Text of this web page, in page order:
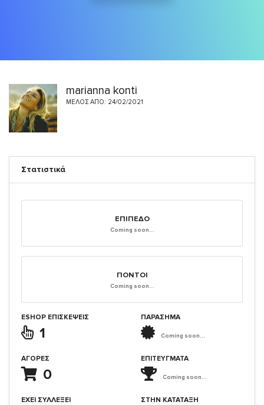
marianna konti
ΜΈΛΟΣ ΑΠΌ: 24/02/2021
Στατιστικά
ΕΠΊΠΕΔΟ
Coming soon...
ΠΌΝΤΟΙ
Coming soon...
ESHOP ΕΠΙΣΚΈΨΕΙΣ
1
ΑΓΟΡΈΣ
0
ΈΧΕΙ ΣΥΛΛΈΞΕΙ
ΠΑΡΑΣΗΜΑ
Coming soon...
ΕΠΙΤΕΎΓΜΑΤΑ
Coming soon...
ΣΤΗΝ ΚΑΤΆΤΑΞΗ